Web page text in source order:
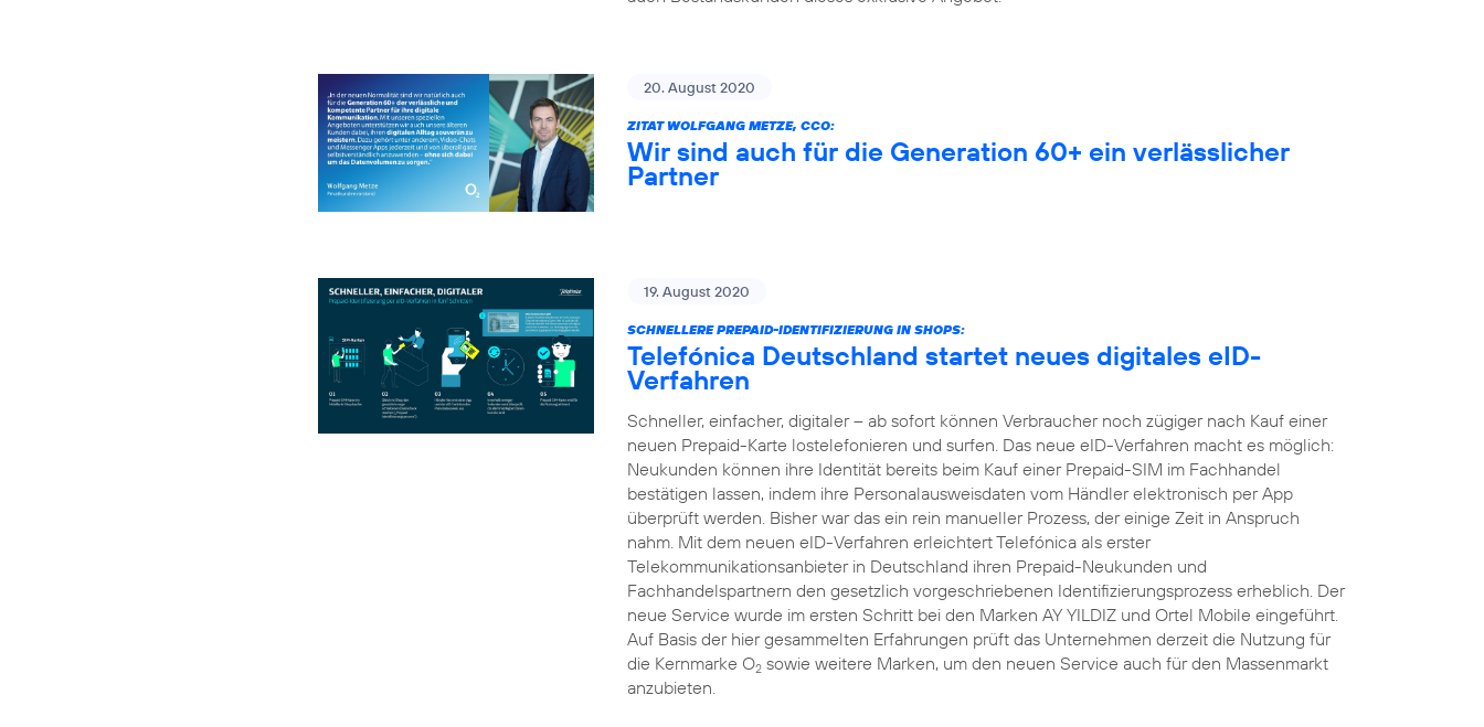
20. August 2020
ZITAT WOLFGANG METZE, CCO:
Wir sind auch für die Generation 60+ ein verlässlicher
Partner
19. August 2020
SCHNELLERE PREPAID-IDENTIFIZIERUNG IN SHOPS:
Telefónica Deutschland startet neues digitales eID-
Verfahren
Schneller, einfacher, digitaler – ab sofort können Verbraucher noch zügiger nach Kauf einer
neuen Prepaid-Karte lostelefonieren und surfen. Das neue eID-Verfahren macht es möglich:
Neukunden können ihre Identität bereits beim Kauf einer Prepaid-SIM im Fachhandel
bestätigen lassen, indem ihre Personalausweisdaten vom Händler elektronisch per App
überprüft werden. Bisher war das ein rein manueller Prozess, der einige Zeit in Anspruch
nahm. Mit dem neuen eID-Verfahren erleichtert Telefónica als erster
Telekommunikationsanbieter in Deutschland ihren Prepaid-Neukunden und
Fachhandelspartnern den gesetzlich vorgeschriebenen Identifizierungsprozess erheblich. Der
neue Service wurde im ersten Schritt bei den Marken AY YILDIZ und Ortel Mobile eingeführt.
Auf Basis der hier gesammelten Erfahrungen prüft das Unternehmen derzeit die Nutzung für
die Kernmarke O2 sowie weitere Marken, um den neuen Service auch für den Massenmarkt
anzubieten.